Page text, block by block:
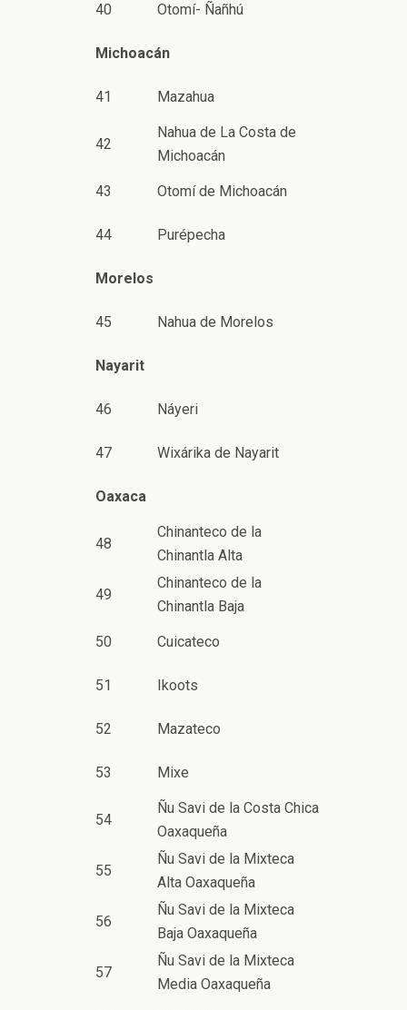
40 Otomí- Ñañhú
Michoacán
41 Mazahua
42
Nahua de La Costa de
Michoacán
43 Otomí de Michoacán
44 Purépecha
Morelos
45 Nahua de Morelos
Nayarit
46 Náyeri
47 Wixárika de Nayarit
Oaxaca
48
Chinanteco de la
Chinantla Alta
49
Chinanteco de la
Chinantla Baja
50 Cuicateco
51 Ikoots
52 Mazateco
53 Mixe
54
Ñu Savi de la Costa Chica
Oaxaqueña
55
Ñu Savi de la Mixteca
Alta Oaxaqueña
56
Ñu Savi de la Mixteca
Baja Oaxaqueña
57
Ñu Savi de la Mixteca
Media Oaxaqueña